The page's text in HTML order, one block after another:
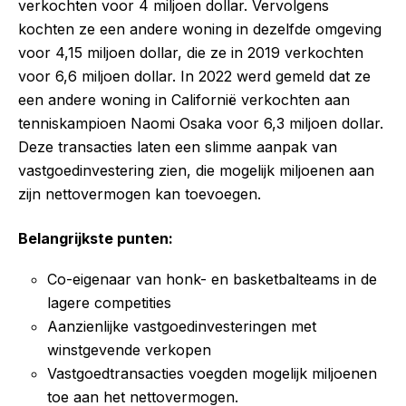
verkochten voor 4 miljoen dollar. Vervolgens
kochten ze een andere woning in dezelfde omgeving
voor 4,15 miljoen dollar, die ze in 2019 verkochten
voor 6,6 miljoen dollar. In 2022 werd gemeld dat ze
een andere woning in Californië verkochten aan
tenniskampioen Naomi Osaka voor 6,3 miljoen dollar.
Deze transacties laten een slimme aanpak van
vastgoedinvestering zien, die mogelijk miljoenen aan
zijn nettovermogen kan toevoegen.
Belangrijkste punten:
Co-eigenaar van honk- en basketbalteams in de
lagere competities
Aanzienlijke vastgoedinvesteringen met
winstgevende verkopen
Vastgoedtransacties voegden mogelijk miljoenen
toe aan het nettovermogen.